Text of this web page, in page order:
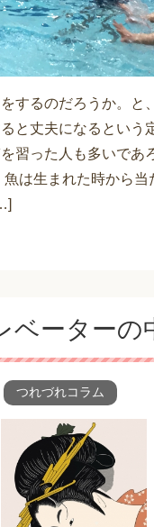
するのだろうか。と
と丈夫になるという
習った人も多いであ
魚は生まれた時から当
ベーターの
つれづれコラム